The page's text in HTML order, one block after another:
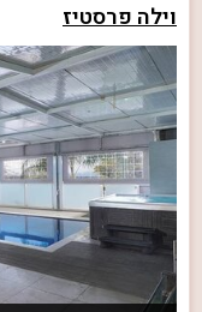
וילה פרסטיז